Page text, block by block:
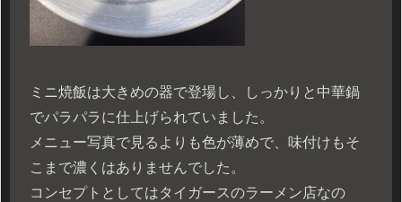
ミニ焼飯は大きめの器で登場し、しっかりと中華鍋
でパラパラに仕上げられていました。
メニュー写真で見るよりも色が薄めで、味付けもそ
こまで濃くはありませんでした。
コンセプトとしてはタイガースのラーメン店なの